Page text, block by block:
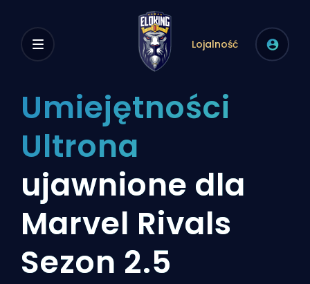
Lojalność
Umiejętności
Ultrona
ujawnione dla
Marvel Rivals
Sezon 2.5